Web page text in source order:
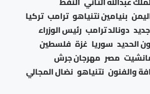
بنيامين نتنياهو ترامب تركيا
دونالد ترامب رئيس الوزراء
الحديد سوريا غزة فلسطين
مصر مهرجان جرش
والفنون نتنياهو نضال المجالي